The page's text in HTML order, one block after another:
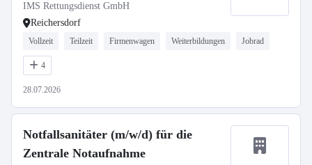
IMS Rettungsdienst GmbH
Reichersdorf
Vollzeit Teilzeit Firmenwagen Weiterbildungen Jobrad
4
28.07.2026
Notfallsanitäter (m/w/d) für die
Zentrale Notaufnahme